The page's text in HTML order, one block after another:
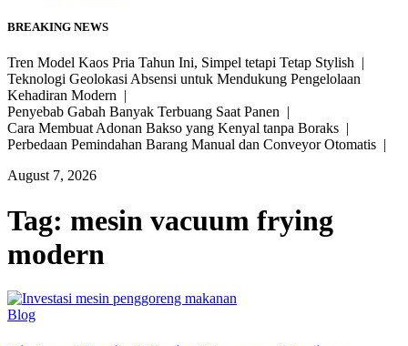
BREAKING NEWS
Tren Model Kaos Pria Tahun Ini, Simpel tetapi Tetap Stylish |
Teknologi Geolokasi Absensi untuk Mendukung Pengelolaan
Kehadiran Modern |
Penyebab Gabah Banyak Terbuang Saat Panen |
Cara Membuat Adonan Bakso yang Kenyal tanpa Boraks |
Perbedaan Pemindahan Barang Manual dan Conveyor Otomatis |
August 7, 2026
Tag: mesin vacuum frying
modern
Blog